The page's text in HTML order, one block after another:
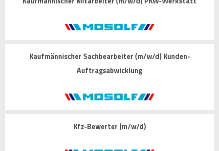
Kaufmännischer Sachbearbeiter (m/w/d) Kunden-
Auftragsabwicklung
Kfz-Bewerter (m/w/d)